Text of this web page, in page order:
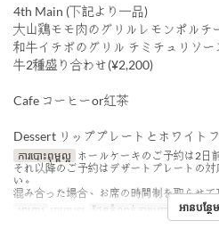
4th Main (下記より一品)
大山鶏モモ肉のグリルレモンポルチ
和牛イチボのグリル チミチュリソー
牛2種盛り合わせ(¥2,200)
Cafe コーヒーor紅茶
Dessert リッププレートとホワイト
ការបោះពុម្ពល្អ ホールケーキのご予約は2日
それ以降のご予約はデザートプレートの
い。
混み合った場合、お席の時間制を取らせて
អាហារ
អាហារឡ ដែនកំណត់ការបញ្ជាទិញ 2 ~ 8
អានបន្ថែម